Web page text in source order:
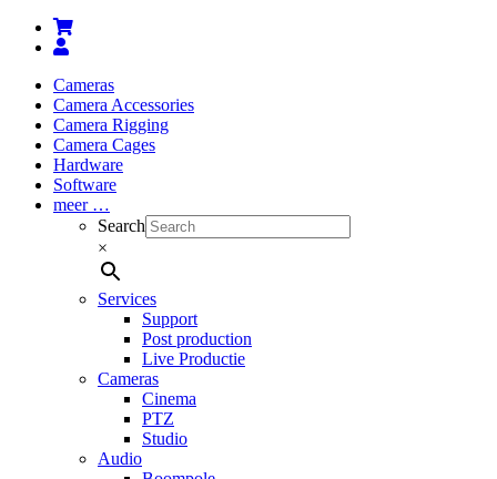
Cameras
Camera Accessories
Camera Rigging
Camera Cages
Hardware
Software
meer …
Search
×
Services
Support
Post production
Live Productie
Cameras
Cinema
PTZ
Studio
Audio